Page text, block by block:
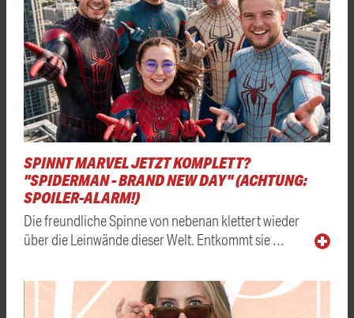
SPINNT MARVEL JETZT KOMPLETT?
"SPIDERMAN - BRAND NEW DAY" (ACHTUNG:
SPOILER-ALARM!)
Die freundliche Spinne von nebenan klettert wieder
über die Leinwände dieser Welt. Entkommt sie …